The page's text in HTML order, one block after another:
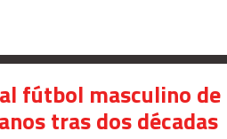
fútbol masculino
tras dos décadas